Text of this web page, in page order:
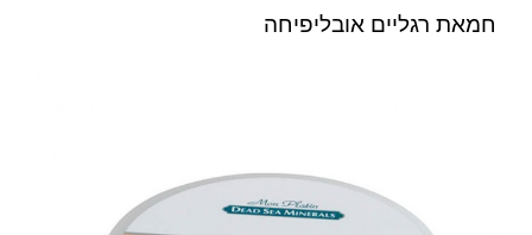
חמאת‭ ‬רגליים ‬אובליפיחה